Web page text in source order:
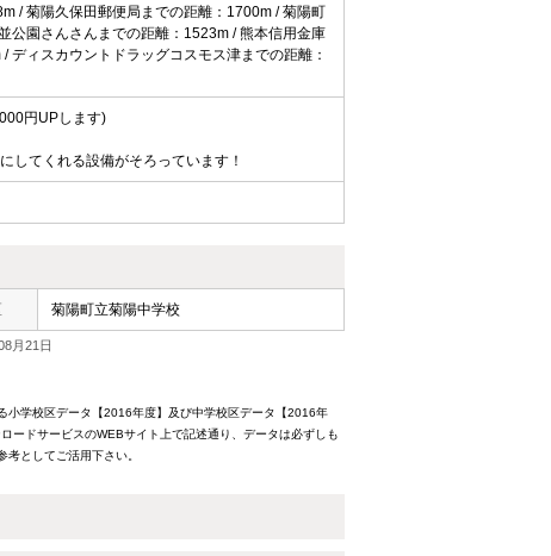
/ 菊陽久保田郵便局までの距離：1700m / 菊陽町
公園さんさんまでの距離：1523m / 熊本信用金庫
ィスカウントドラッグコスモス津までの距離：
円UPします)
してくれる設備がそろっています！
菊陽町立菊陽中学校
月21日
小学校区データ【2016年度】及び中学校区データ【2016年
ードサービスのWEBサイト上で記述通り、データは必ずしも
としてご活用下さい。